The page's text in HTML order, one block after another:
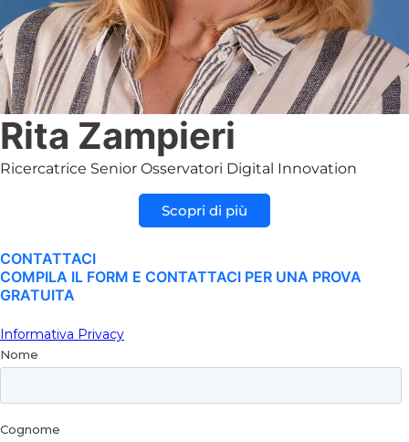
Rita Zampieri
Ricercatrice Senior Osservatori Digital Innovation
Scopri di più
CONTATTACI
COMPILA IL FORM E CONTATTACI PER UNA PROVA
GRATUITA